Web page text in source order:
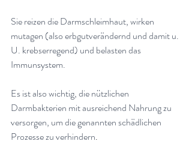
Sie reizen die Darmschleimhaut, wirken
mutagen (also erbgutverändernd und damit u.
U. krebserregend) und belasten das
Immunsystem.
Es ist also wichtig, die nützlichen
Darmbakterien mit ausreichend Nahrung zu
versorgen, um die genannten schädlichen
Prozesse zu verhindern.